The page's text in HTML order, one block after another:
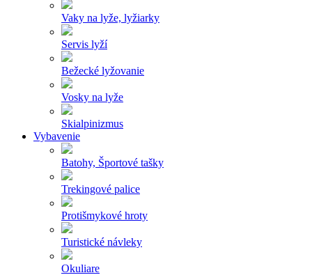
Vaky na lyže, lyžiarky
Servis lyží
Bežecké lyžovanie
Vosky na lyže
Skialpinizmus
Vybavenie
Batohy, Športové tašky
Trekingové palice
Protišmykové hroty
Turistické návleky
Okuliare